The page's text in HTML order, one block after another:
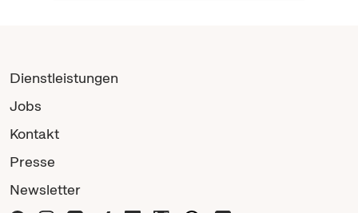
Dienstleistungen
Jobs
Kontakt
Presse
Newsletter